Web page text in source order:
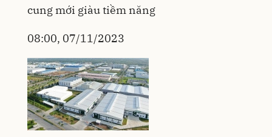
cung mới giàu tiềm năng
08:00, 07/11/2023